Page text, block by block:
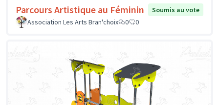
Parcours Artistique au Féminin
Soumis au vote
Association Les Arts Bran'choix
0 0